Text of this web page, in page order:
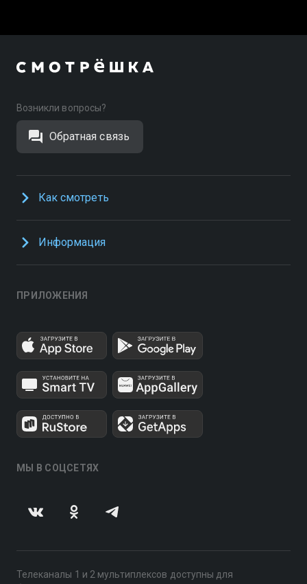
Возникли вопросы?
Обратная связь
Как смотреть
Информация
ПРИЛОЖЕНИЯ
МЫ В СОЦСЕТЯХ
Телеканалы 1 и 2 мультиплексов доступны для